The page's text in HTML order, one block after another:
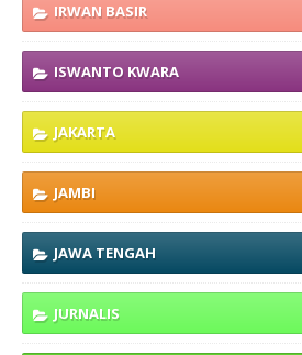
IRWAN BASIR
ISWANTO KWARA
JAKARTA
JAMBI
JAWA TENGAH
JURNALIS